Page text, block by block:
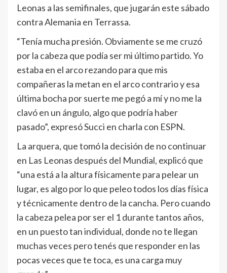
Leonas a las semifinales, que jugarán este sábado
contra Alemania en Terrassa.
“Tenía mucha presión. Obviamente se me cruzó
por la cabeza que podía ser mi último partido. Yo
estaba en el arco rezando para que mis
compañeras la metan en el arco contrario y esa
última bocha por suerte me pegó a mí y no me la
clavó en un ángulo, algo que podría haber
pasado”, expresó Succi en charla con ESPN.
La arquera, que tomó la decisión de no continuar
en Las Leonas después del Mundial, explicó que
“una está a la altura físicamente para pelear un
lugar, es algo por lo que peleo todos los días física
y técnicamente dentro de la cancha. Pero cuando
la cabeza pelea por ser el 1 durante tantos años,
en un puesto tan individual, donde no te llegan
muchas veces pero tenés que responder en las
pocas veces que te toca, es una carga muy